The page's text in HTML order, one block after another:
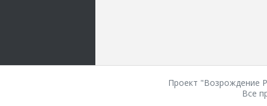
Проект "Возрождение
Все